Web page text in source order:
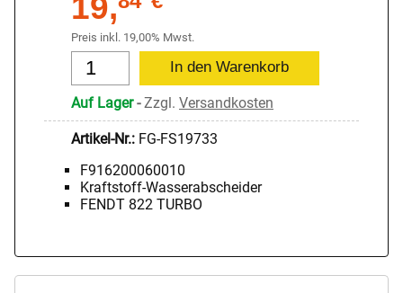
Preis inkl. 19,00% Mwst.
Auf Lager-Zzgl. Versandkosten
Artikel-Nr.: FG-FS19733
F916200060010
Kraftstoff-Wasserabscheider
FENDT 822 TURBO